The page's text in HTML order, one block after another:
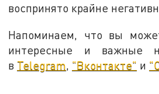
воспринято крайне
Напоминаем, что вы
интересные и важные
в Telegram "Вконтакте" и